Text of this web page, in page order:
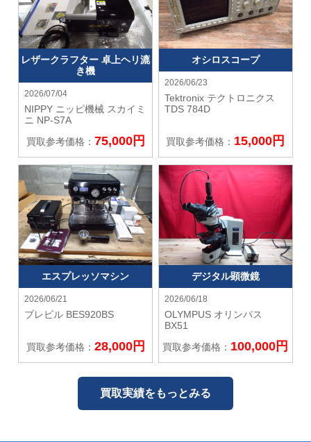
レザークラフター 卓上ヘリ漉
き機
2026/07/04
NIPPY ニッピ機械 スカイミ
ニ NP-S7A
買取参考価格： 75,000円
オシロスコープ
2026/06/23
Tektronix テクトロニクス
TDS 784D
買取参考価格： 15,000円
エスプレッソマシン
2026/06/21
ブレビル BES920BS
買取参考価格： 28,000円
デジタル顕微鏡
2026/06/18
OLYMPUS オリンパス
BX51
買取参考価格： 100,000円
買取実績をもっとみる